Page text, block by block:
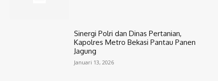
Sinergi Polri dan Dinas Pertanian,
Kapolres Metro Bekasi Pantau Panen
Jagung
Januari 13, 2026